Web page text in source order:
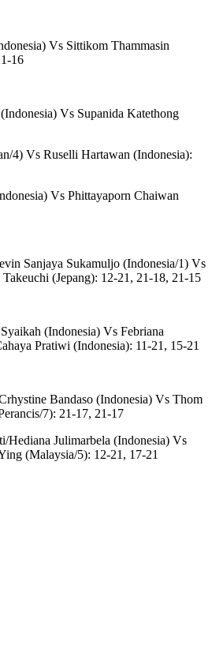
Vs Sittikom Thammasin
16
Vs Supanida Katethong
4) Vs Ruselli Hartawan (Indonesia):
Vs Phittayaporn Chaiwan
Sanjaya Sukamuljo (Indonesia/1) Vs
(Jepang): 12-21, 21-18, 21-15
(Indonesia) Vs Febriana
Pratiwi (Indonesia): 11-21, 15-21
Bandaso (Indonesia) Vs Thom
7): 21-17, 21-17
Hediana Julimarbela (Indonesia) Vs
(Malaysia/5): 12-21, 17-21